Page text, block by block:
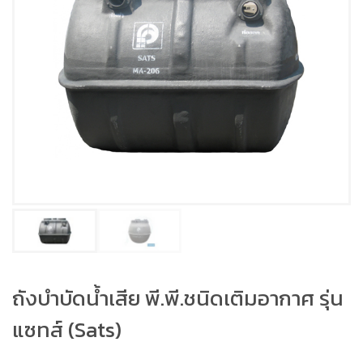
ถังบำบัดน้ำเสีย พี.พี.ชนิดเติมอากาศ รุ่น
แซทส์ (Sats)